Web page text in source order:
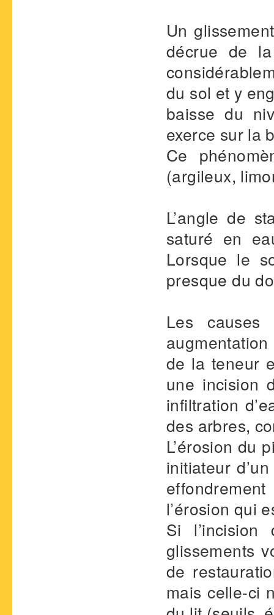
Un
décrue de
du sol et y
baisse du
exerce sur la
Ce
(argileux,
L’angle de
saturé en
Lorsque le
presque du
Les
de la teneur
une incision
infiltration
des arbres,
L’érosion du
initiateur
l’érosion qui
Si
glissements
de
mais celle-ci